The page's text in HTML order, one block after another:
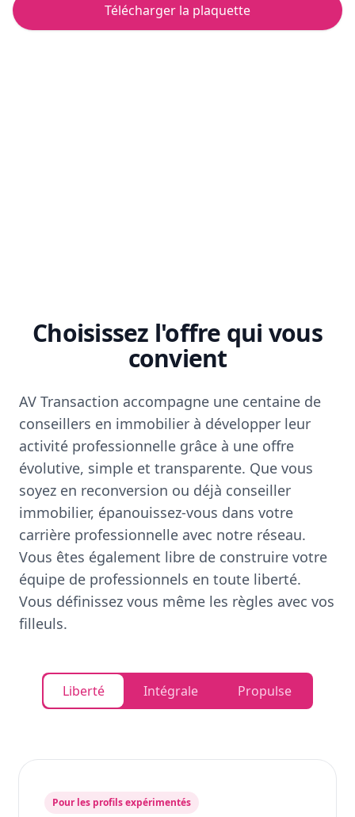
Télécharger la plaquette
Choisissez l'offre qui vous
convient
AV Transaction accompagne une centaine de
conseillers en immobilier à développer leur
activité professionnelle grâce à une offre
évolutive, simple et transparente. Que vous
soyez en reconversion ou déjà conseiller
immobilier, épanouissez-vous dans votre
carrière professionnelle avec notre réseau.
Vous êtes également libre de construire votre
équipe de professionnels en toute liberté.
Vous définissez vous même les règles avec vos
filleuls.
Liberté Intégrale Propulse
Pour les profils expérimentés